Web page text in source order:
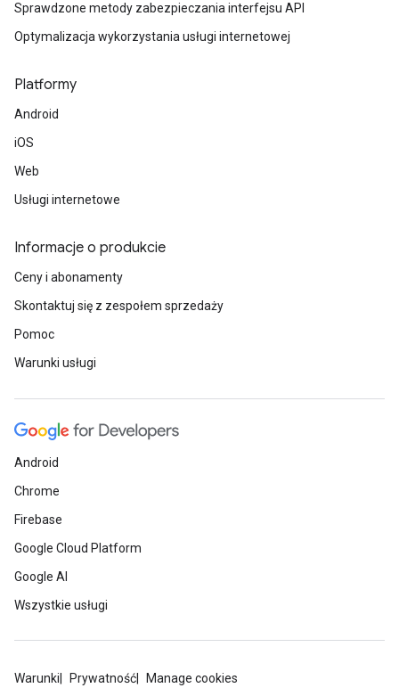
Sprawdzone metody zabezpieczania interfejsu API
Optymalizacja wykorzystania usługi internetowej
Platformy
Android
iOS
Web
Usługi internetowe
Informacje o produkcie
Ceny i abonamenty
Skontaktuj się z zespołem sprzedaży
Pomoc
Warunki usługi
Android
Chrome
Firebase
Google Cloud Platform
Google AI
Wszystkie usługi
Warunki Prywatność Manage cookies